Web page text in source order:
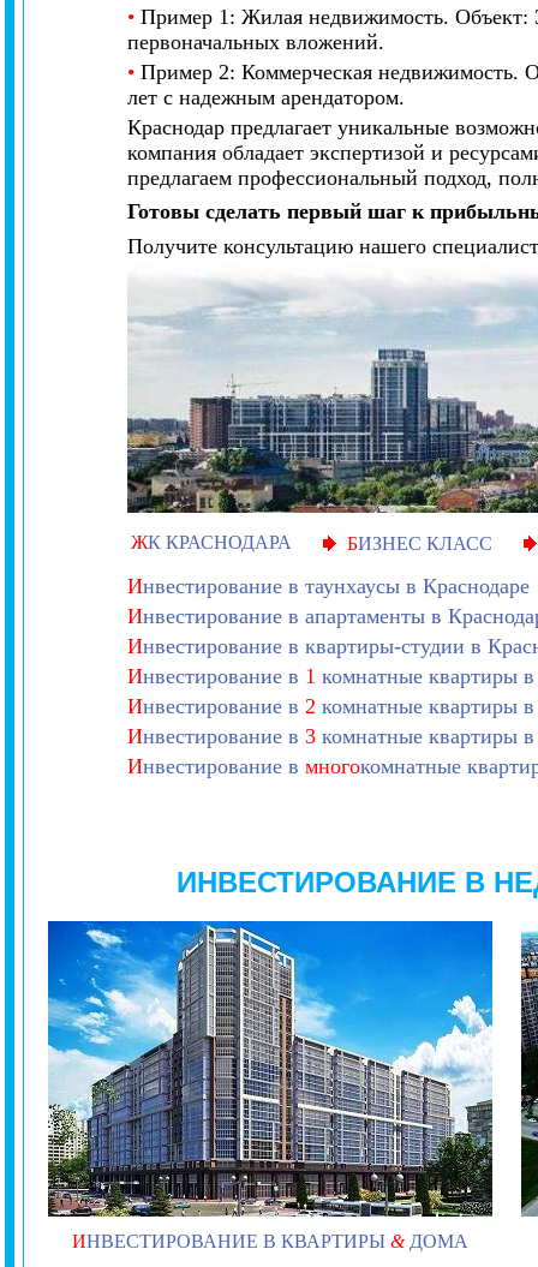
• Пример 1: Жилая недвижимость. Объект:
первоначальных вложений.
• Пример 2: Коммерческая недвижимость.
лет с надежным арендатором.
Краснодар предлагает уникальные
компания обладает экспертизой и
предлагаем профессиональный подход,
Готовы сделать первый шаг к
Получите консультацию нашего
ЖК КРАСНОДАРА БИЗНЕС КЛАСС
Инвестирование в таунхаусы в Краснодаре
Инвестирование в апартаменты в
Инвестирование в квартиры-студии в
Инвестирование в 1 комнатные квартиры в
Инвестирование в 2 комнатные квартиры в
Инвестирование в 3 комнатные квартиры в
Инвестирование в многокомнатные
ИНВЕСТИРОВАНИЕ В
ИНВЕСТИРОВАНИЕ В КВАРТИРЫ &ДОМА